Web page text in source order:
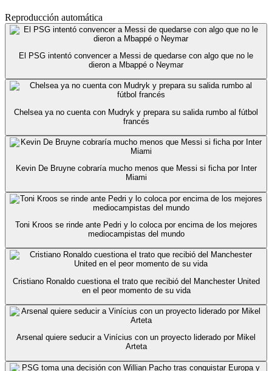
Reproducción automática
El PSG intentó convencer a Messi de quedarse con algo que no le
dieron a Mbappé o Neymar
Chelsea ya no cuenta con Mudryk y prepara su salida rumbo al fútbol
francés
Kevin De Bruyne cobraría mucho menos que Messi si ficha por Inter
Miami
Toni Kroos se rinde ante Pedri y lo coloca por encima de los mejores
mediocampistas del mundo
Cristiano Ronaldo cuestiona el trato que recibió del Manchester United
en el peor momento de su vida
Arsenal quiere seducir a Vinícius con un proyecto liderado por Mikel
Arteta